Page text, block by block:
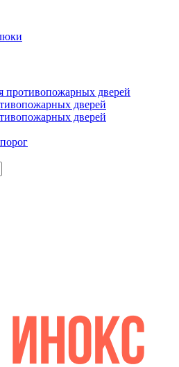
противопожарных дверей
дверей
дверей